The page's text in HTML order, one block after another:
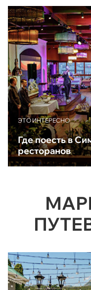
ЭТО ИНТЕРЕСНО
Где поесть в
ресторанов